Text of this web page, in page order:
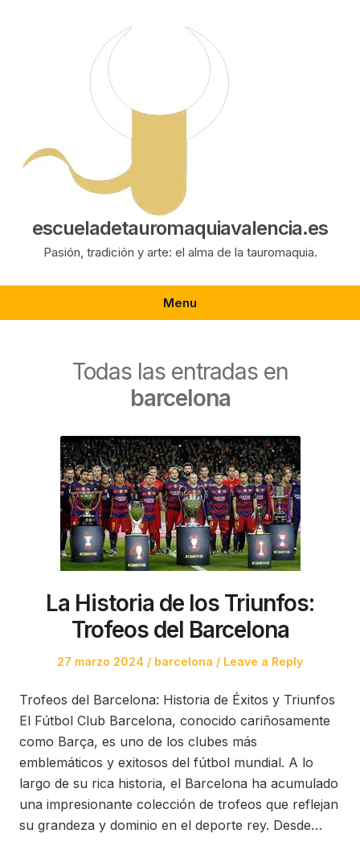
escueladetauromaquiavalencia.es
Pasión, tradición y arte: el alma de la tauromaquia.
Menu
Todas las entradas en
barcelona
La Historia de los Triunfos:
Trofeos del Barcelona
Posted
27 marzo 2024
Posted
barcelona Leave a Reply
Trofeos del Barcelona: Historia de Éxitos y Triunfos
El Fútbol Club Barcelona, conocido cariñosamente
como Barça, es uno de los clubes más
emblemáticos y exitosos del fútbol mundial. A lo
largo de su rica historia, el Barcelona ha acumulado
una impresionante colección de trofeos que reflejan
su grandeza y dominio en el deporte rey. Desde…